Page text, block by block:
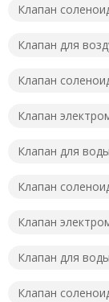
Клапан
Клапан для
Клапан
Клапан
Клапан для
Клапан
Клапан
Клапан для
Клапан